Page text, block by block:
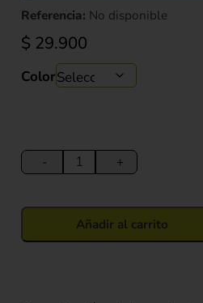
Referencia: No disponible
$ 29.900
Color
-
Cerdo
con
cm
+
Añadir al carrito